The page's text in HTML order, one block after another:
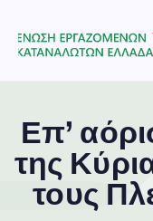
Επ’
της
τους